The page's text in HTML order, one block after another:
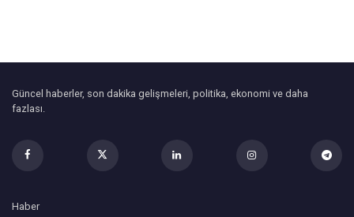
Güncel haberler, son dakika gelişmeleri, politika, ekonomi ve daha
fazlası.
Haber